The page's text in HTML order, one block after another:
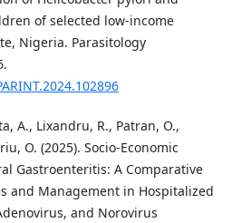
of selected low-income
Nigeria. Parasitology
A., Lixandru, R., Patran, O.,
O. (2025). Socio-Economic
Gastroenteritis: A Comparative
and Management in Hospitalized
and Norovirus